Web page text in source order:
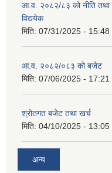
आ.व. २०८२/८३ को नीति तथा
विद्ययेक
मिति: 07/31/2025 - 15:48
आ.व. २०८२/०८३ को बजेट
मिति: 07/06/2025 - 17:21
श्रोतगत बजेट तथा खर्च
मिति: 04/10/2025 - 13:05
अन्य